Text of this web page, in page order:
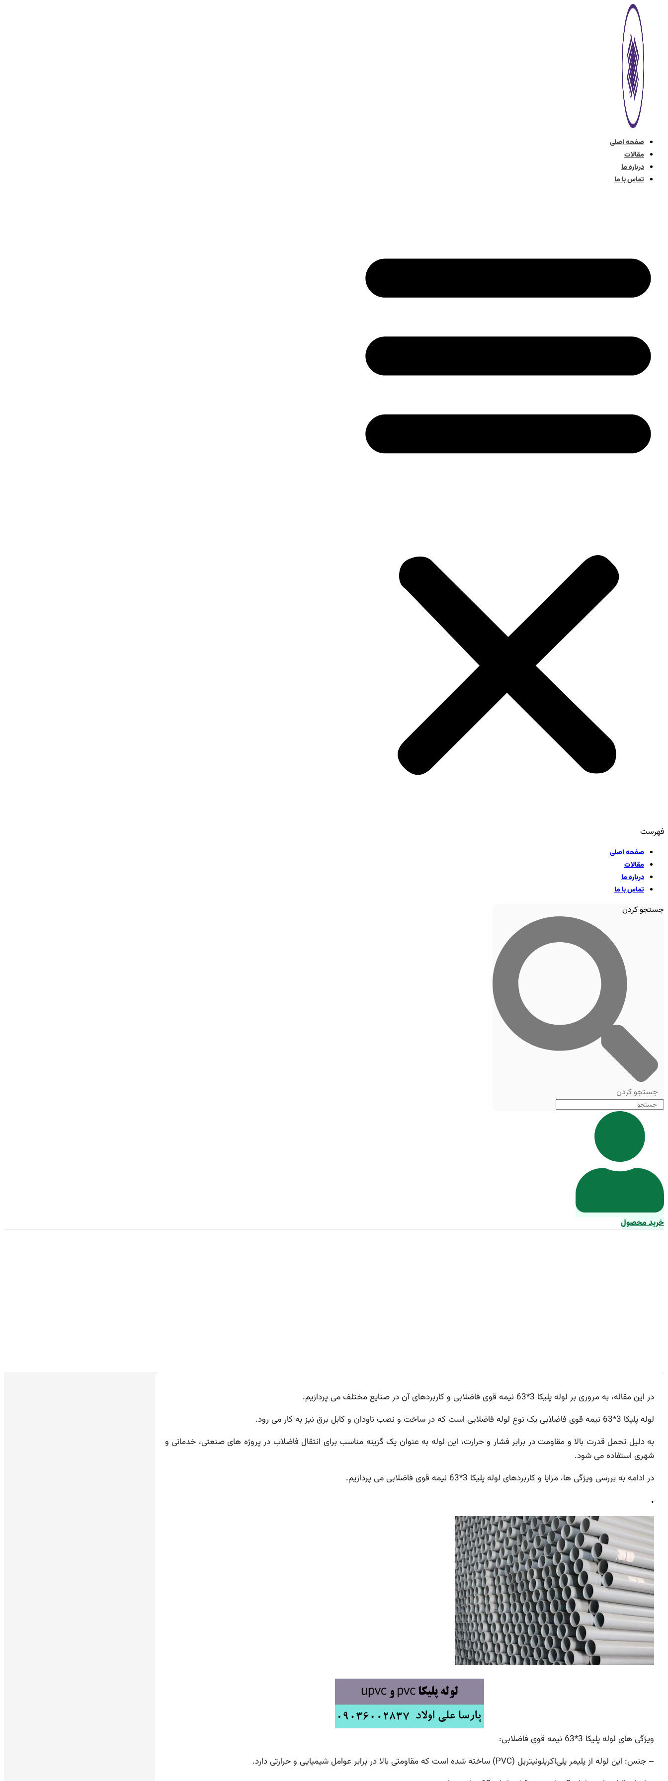
پرش
محتوا
صفحه اصلی
مقالات
درباره ما
تماس با ما
فهرست
صفحه اصلی
مقالات
درباره ما
تماس با ما
جستجو کردن
جستجو کردن
خرید محصول
در این مقاله، به مروری بر لوله پلیکا 3*63 نیمه قوی فاضلابی و کاربردهای آن در صنایع مختلف می پردازیم.
لوله پلیکا 3*63 نیمه قوی فاضلابی یک نوع لوله فاضلابی است که در ساخت و نصب ناودان و کابل برق نیز به کار می رود.
به دلیل تحمل قدرت بالا و مقاومت در برابر فشار و حرارت، این لوله به عنوان یک گزینه مناسب برای انتقال فاضلاب در پروژه های صنعتی، خدماتی و
شهری استفاده می شود.
در ادامه به بررسی ویژگی ها، مزایا و کاربردهای لوله پلیکا 3*63 نیمه قوی فاضلابی می پردازیم.
.
ویژگی های لوله پلیکا 3*63 نیمه قوی فاضلابی:
– جنس: این لوله از پلیمر پلی‌‍اکریلونیتریل (PVC) ساخته شده است که مقاومتی بالا در برابر عوامل شیمیایی و حرارتی دارد.